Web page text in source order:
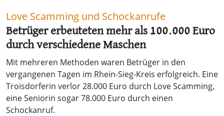
Love Scamming und Schockanrufe
Betrüger erbeuteten mehr als 100.000 Euro
durch verschiedene Maschen
Mit mehreren Methoden waren Betrüger in den
vergangenen Tagen im Rhein-Sieg-Kreis erfolgreich. Eine
Troisdorferin verlor 28.000 Euro durch Love Scamming,
eine Seniorin sogar 78.000 Euro durch einen
Schockanruf.